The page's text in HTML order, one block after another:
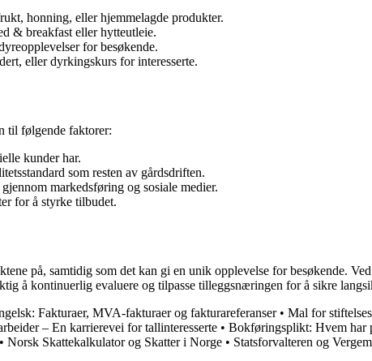
honning, eller hjemmelagde produkter.
& breakfast eller hytteutleie.
for besøkende.
eller dyrkingskurs for interesserte.
til følgende faktorer:
kunder har.
som resten av gårdsdriften.
markedsføring og sosiale medier.
for å styrke tilbudet.
på, samtidig som det kan gi en unik opplevelse for besøkende.
å kontinuerlig evaluere og tilpasse tilleggsnæringen for å sikre
Fakturaer, MVA-fakturaer og fakturareferanser• Mal for
– En karrierevei for tallinteresserte • Bokføringsplikt: Hvem har
• Norsk Skattekalkulator og Skatter i Norge • Statsforvalteren og